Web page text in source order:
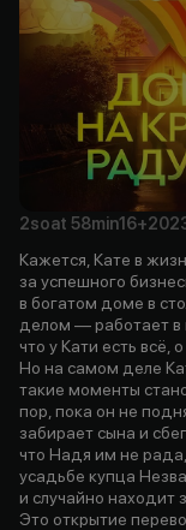
2soat 58min16+
Кажется, Кате в
за успешного
в богатом доме в
делом — работает в
что у Кати есть
Но на самом деле
такие моменты
пор, пока он не
забирает сына и
что Надя им не
усадьбе купца
и случайно находит
Это открытие